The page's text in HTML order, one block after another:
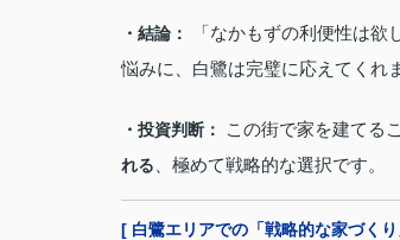
・結論：
「なかもずの利便性は欲
悩みに、白鷺は完璧に応えてくれ
・投資判断： この街で家を建てる
れる 、極めて戦略的な選択です。
[ 白鷺エリアでの「戦略的な家づく